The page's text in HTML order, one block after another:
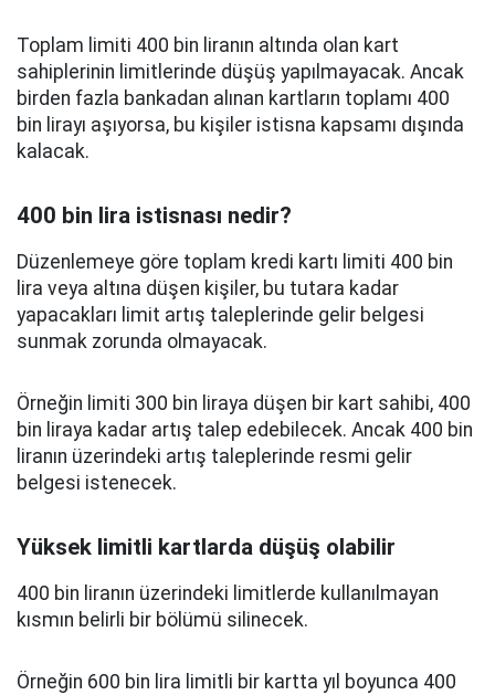
Toplam limiti 400 bin liranın altında olan kart
sahiplerinin limitlerinde düşüş yapılmayacak. Ancak
birden fazla bankadan alınan kartların toplamı 400
bin lirayı aşıyorsa, bu kişiler istisna kapsamı dışında
kalacak.
400 bin lira istisnası nedir?
Düzenlemeye göre toplam kredi kartı limiti 400 bin
lira veya altına düşen kişiler, bu tutara kadar
yapacakları limit artış taleplerinde gelir belgesi
sunmak zorunda olmayacak.
Örneğin limiti 300 bin liraya düşen bir kart sahibi, 400
bin liraya kadar artış talep edebilecek. Ancak 400 bin
liranın üzerindeki artış taleplerinde resmi gelir
belgesi istenecek.
Yüksek limitli kartlarda düşüş olabilir
400 bin liranın üzerindeki limitlerde kullanılmayan
kısmın belirli bir bölümü silinecek.
Örneğin 600 bin lira limitli bir kartta yıl boyunca 400